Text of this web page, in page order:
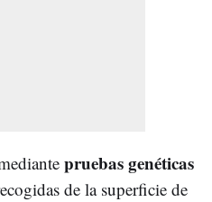
pruebas genéticas
de la superficie de